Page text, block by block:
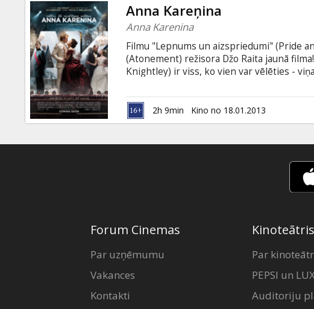
Anna Kareņina
Anna Karenina
Filmu "Lepnums un aizspriedumi" (Pride
(Atonement) režisora Džo Raita jaunā
Knightley) ir viss, ko vien var vēlēties -
svarīgu vietu Sanktpēterburgas
brāļa, kurš lūdz Annu atbraukt un palīdzēt
Macdonald), viņa dodas ceļā.
2h 9min Kino no 18.01.2013
Forum Cinemas
Par uzņēmumu
Vakances
Kontakti
Kinoteātris
Par
PEPSI un LUX
Auditoriju